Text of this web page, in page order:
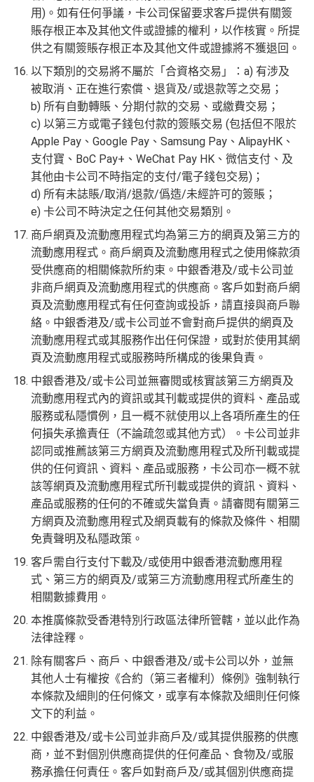
用)。如有任何爭議，卡公司保留要求客戶提供有關簽
賬存根正本及其他文件或證據的權利，以作核實。所提
供之有關簽賬存根正本及其他文件或證據將不獲退回。
以下類別的交易將不屬於「合資格交易」：a) 有涉及
被取消、正在進行索償、退貨及/或退款等之交易；
b) 所有自動轉賬、分期付款的交易、或繳費交易；
c) 以第三方或電子錢包付款的簽賬交易 (包括但不限於
Apple Pay、Google Pay、Samsung Pay、AlipayHK、
支付寶、BoC Pay+、WeChat Pay HK、微信支付、及
其他由卡公司不時指定的支付/電子錢包交易)；
d) 所有未誌賬/取消/退款/僞造/未經許可的簽賬；
e) 卡公司不時決定之任何其他交易類別。
商戶網頁及流動應用程式均為第三方的網頁及第三方的
流動應用程式。商戶網頁及流動應用程式之使用條款須
受供應商的相關條款所約束。中銀香港及/或卡公司並
非商戶網頁及流動應用程式的供應商。客戶如對商戶網
頁及流動應用程式有任何查詢或投訴，請直接與商戶聯
絡。中銀香港及/或卡公司並不會對商戶提供的網頁及
流動應用程式或其服務作出任何保證，或對於使用其網
頁及流動應用程式或服務時所構成的後果負責。
中銀香港及/或卡公司並無審閱或核實該第三方網頁及
流動應用程式內的資訊或其刊載或提供的資料、產品或
服務或私隱慣例，且一概不就使用以上各項所產生的任
何損失承擔責任（不論疏忽或其他方式）。卡公司並非
認同或推薦該第三方網頁及流動應用程式及所刊載或提
供的任何資訊、資料、產品或服務，卡公司亦一概不就
該等網頁及流動應用程式所刊載或提供的資訊、資料、
產品或服務的任何的不確或失當負責。請審閱有關第三
方網頁及流動應用程式及網頁載有的條款及條件、相關
免責聲明及私隱政策。
客戶需自行支付下載及/或使用中銀香港流動應用程
式、第三方的網頁及/或第三方流動應用程式所產生的
相關數據費用。
本推廣條款受香港特別行政區法律所管轄，並以此作為
法律詮釋。
除有關客戶、商戶、中銀香港及/或卡公司以外，並無
其他人士有權按《合約（第三者權利）條例》強制執行
本條款及細則的任何條文，或享有本條款及細則任何條
文下的利益。
中銀香港及/或卡公司並非商戶及/或其提供服務的供應
商，並不對個別供應商提供的任何產品、食物及/或服
務承擔任何責任。客戶如對商戶及/或其個別供應商提